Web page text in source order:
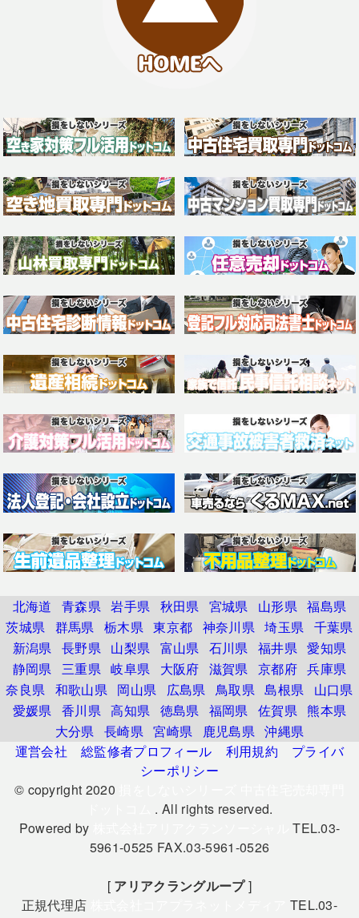
北海道 青森県 岩手県 秋田県 宮城県 山形県 福島県
茨城県 群馬県 栃木県 東京都 神奈川県 埼玉県 千葉県
新潟県 長野県 山梨県 富山県 石川県 福井県 愛知県
静岡県 三重県 岐阜県 大阪府 滋賀県 京都府 兵庫県
奈良県 和歌山県 岡山県 広島県 鳥取県 島根県
山口県
愛媛県 香川県 高知県 徳島県 福岡県 佐賀県 熊本県
大分県 長崎県 宮崎県 鹿児島県 沖縄県
運営会社
総監修者プロフィール 利用規約
プライバ
シーポリシー
© copyright 2020
. All rights reserved.
Powered by
TEL.03-
5961-0525 FAX.03-5961-0526
[ アリアクラングループ]
正規代理店
TEL.03-